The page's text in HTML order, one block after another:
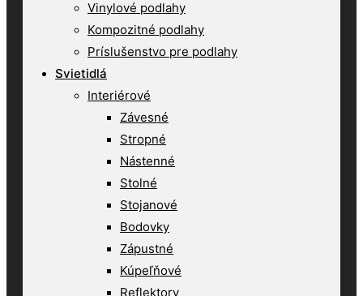
Vinylové podlahy
Kompozitné podlahy
Príslušenstvo pre podlahy
Svietidlá
Interiérové
Závesné
Stropné
Nástenné
Stolné
Stojanové
Bodovky
Zápustné
Kúpeľňové
Reflektory